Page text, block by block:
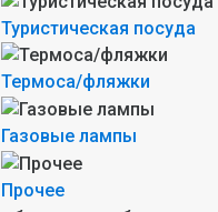
Туристическая посуда
Термоса/фляжки
Газовые лампы
Прочее